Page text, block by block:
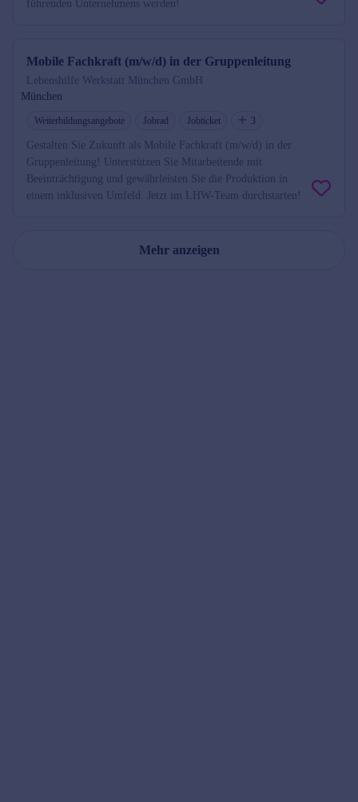
führenden Unternehmens werden!
Mobile Fachkraft (m/w/d) in der Gruppenleitung
Lebenshilfe Werkstatt München GmbH
München
Weiterbildungsangebote Jobrad Jobticket 3
Gestalten Sie Zukunft als Mobile Fachkraft (m/w/d) in der
Gruppenleitung! Unterstützen Sie Mitarbeitende mit
Beeinträchtigung und gewährleisten Sie die Produktion in
einem inklusiven Umfeld. Jetzt im LHW-Team durchstarten!
Mehr anzeigen